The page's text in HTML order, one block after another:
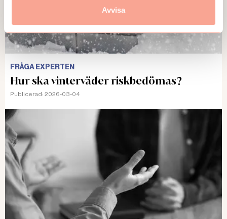
Avvisa
FRÅGA EXPERTEN
Hur ska vinterväder riskbedömas?
Publicerad: 2026-03-04